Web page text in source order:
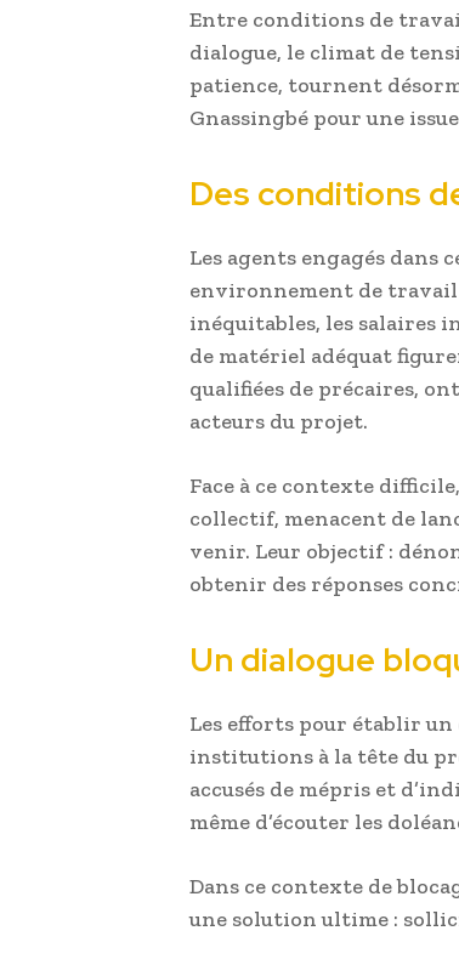
Entre conditions de
dialogue, le climat de
patience, tournent
Gnassingbé pour une
Des conditions
Les agents engagés
environnement de travail
inéquitables, les salaires
de matériel adéquat
qualifiées de précaires,
acteurs du projet.
Face à ce contexte
collectif, menacent de
venir. Leur objectif :
obtenir des réponses
Un dialogue
Les efforts pour établir un
institutions à la tête du
accusés de mépris et
même d’écouter les
Dans ce contexte de
une solution ultime :